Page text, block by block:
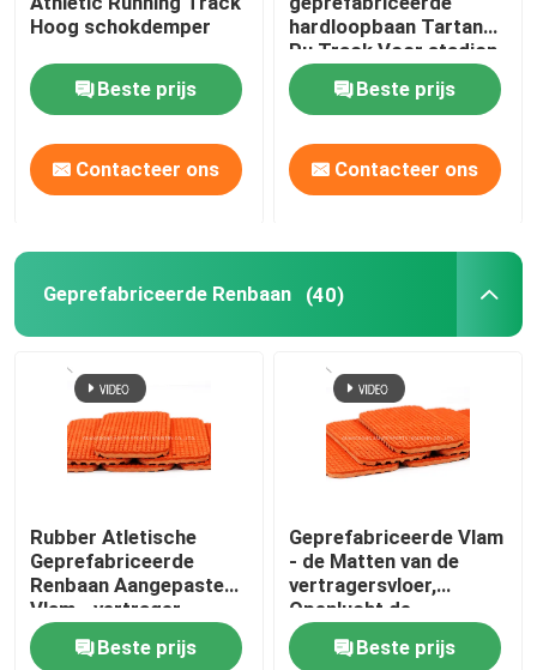
Sport Rode klei
Hoog schokdemper
Beste prijs
Contacteer ons
hardloopbaan Tartan
Pu Track Voor stadion
en school
Beste prijs
Contacteer ons
Geprefabriceerde Renbaan (40)
Rubber Atletische
Geprefabriceerde
Renbaan Aangepaste
Vlam - vertrager
Beste prijs
Geprefabriceerde Vlam
- de Matten van de
vertragersvloer,
Openlucht de
Baangebruik van
Spooroppervlakten
Beste prijs